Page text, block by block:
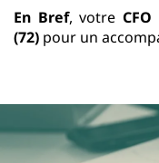
En Bref, votre
(72) pour un